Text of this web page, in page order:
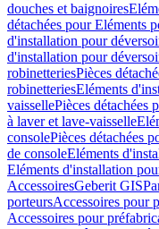
douches et baignoires
détachées pour Eléments
d'installation pour
d'installation pour
robinetteriesPièces
robinetteriesEléments
vaissellePièces détachées
à laver et lave-vaisselle
consolePièces détachées
de consoleEléments
Eléments d'installation
AccessoiresGeberit GIS
porteursAccessoires pour
Accessoires pour